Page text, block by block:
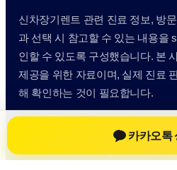
신차장기렌트 관련 진료 정보, 방
과 선택 시 참고할 수 있는 내용을
인할 수 있도록 구성했습니다. 본
제공을 위한 자료이며, 실제 진료
해 확인하는 것이 필요합니다.
URL: https://sbstaffing4all.com/카카오톡